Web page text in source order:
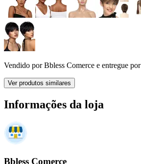
Vendido porBbless Comerce e entregue por
Ver produtos similares
Informações da loja
Bbless Comerce